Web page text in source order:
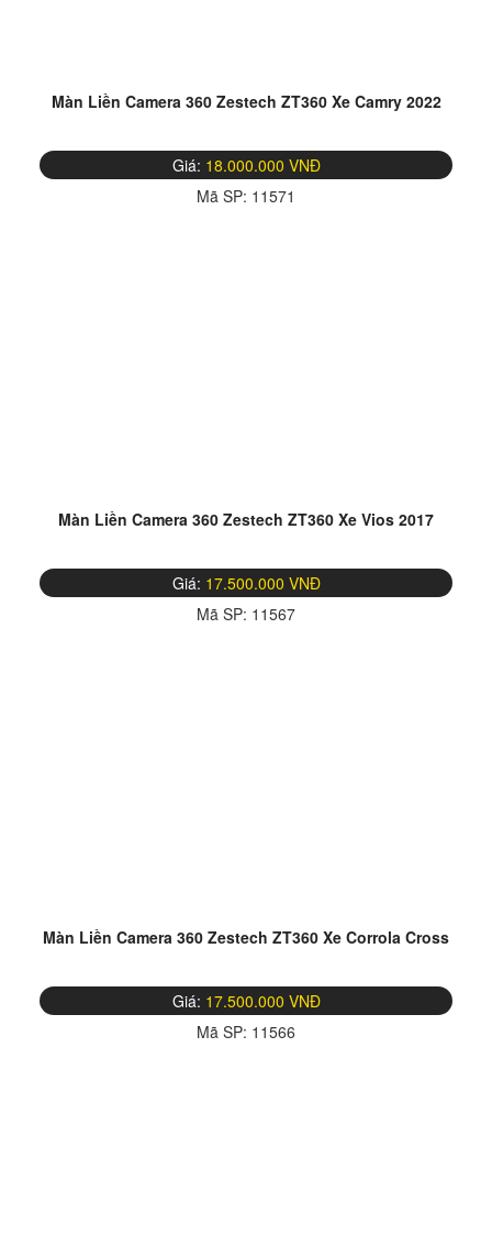
Màn Liền Camera 360 Zestech ZT360 Xe Camry 2022
Giá: 18.000.000 VNĐ
Mã SP: 11571
Màn Liền Camera 360 Zestech ZT360 Xe Vios 2017
Giá: 17.500.000 VNĐ
Mã SP: 11567
Màn Liền Camera 360 Zestech ZT360 Xe Corrola Cross
Giá: 17.500.000 VNĐ
Mã SP: 11566